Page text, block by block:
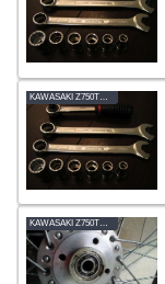
KAWASAKI Z750TWIN-B1_1978